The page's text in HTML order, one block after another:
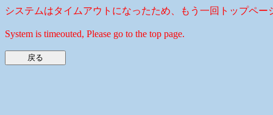
システムはタイムアウトになったため、もう一回トップペー
System is timeouted, Please go to the top page.